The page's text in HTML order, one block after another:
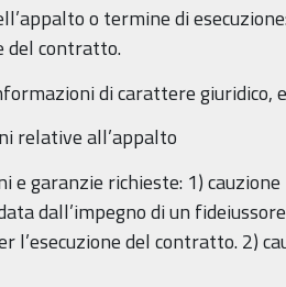
o termine di
del contratto.
di carattere giuridico,
relative all’appalto
e garanzie richieste: 1)
dall’impegno di un
l’esecuzione del contratto. 2)